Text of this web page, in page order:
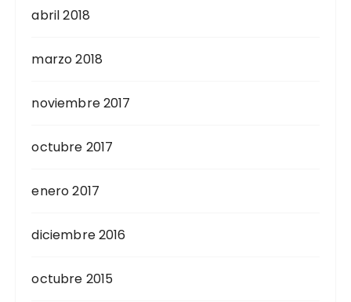
abril 2018
marzo 2018
noviembre 2017
octubre 2017
enero 2017
diciembre 2016
octubre 2015